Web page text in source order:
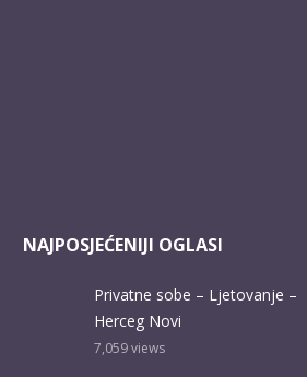
NAJPOSJEĆENIJI OGLASI
Privatne sobe – Ljetovanje –
Herceg Novi
7,059views